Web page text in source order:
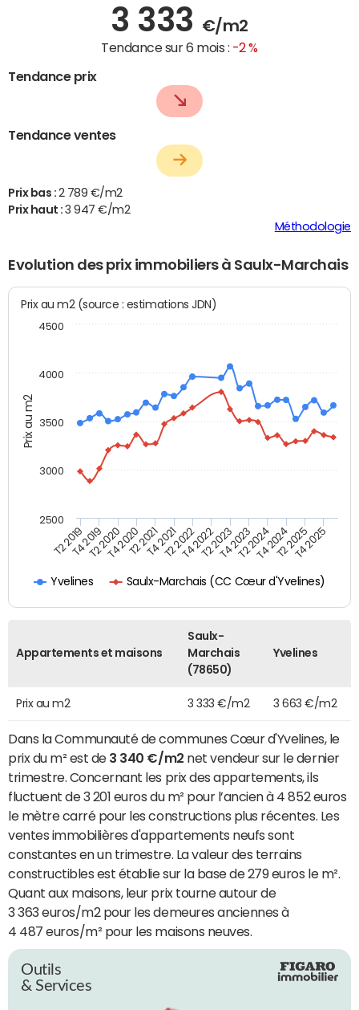
3 333 €/m2
Tendance sur 6 mois : -2 %
Tendance prix
Tendance ventes
Prix bas : 2 789 €/m2
Prix haut :3 947 €/m2
Méthodologie
Evolution des prix immobiliers à Saulx-Marchais
Prix au m2
Prix au m2 (source : estimations JDN)
Yvelines Saulx-Marchais (CC Cœur d'Yvelines)
T2 2019T4 2019T2 2020T4 2020T2 2021T4 2021T2 2022T4 2022T2 2023T4 2023T2 2024T4 2024T2 2025T4 2025
3000
3500
4000
2500
4500
Appartements et maisons
Saulx-
Marchais
(78650)
Yvelines
Prix au m2 3 333 €/m2 3 663 €/m2
Dans la Communauté de communes Cœur d'Yvelines, le
prix du m² est de 3 340 €/m2 net vendeur sur le dernier
trimestre. Concernant les prix des appartements, ils
fluctuent de 3 201 euros du m² pour l’ancien à 4 852 euros
le mètre carré pour les constructions plus récentes. Les
ventes immobilières d'appartements neufs sont
constantes en un trimestre. La valeur des terrains
constructibles est établie sur la base de 279 euros le m².
Quant aux maisons, leur prix tourne autour de
3 363 euros/m2 pour les demeures anciennes à
4 487 euros/m² pour les maisons neuves.
Outils
& Services